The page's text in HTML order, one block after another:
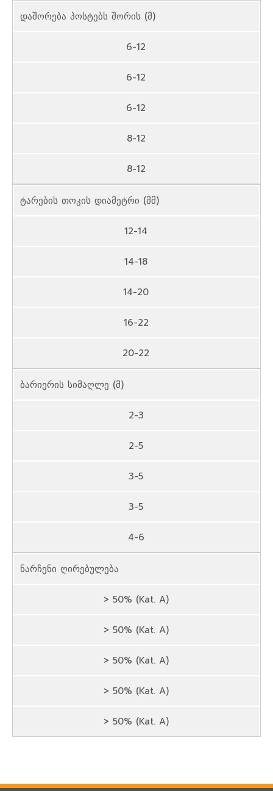
დაშორება პოსტებს შორის (მ)
6-12
6-12
6-12
8-12
8-12
ტარების თოკის დიამეტრი (მმ)
12-14
14-18
14-20
16-22
20-22
ბარიერის სიმაღლე (მ)
2-3
2-5
3-5
3-5
4-6
ნარჩენი ღირებულება
> 50% (Kat. A)
> 50% (Kat. A)
> 50% (Kat. A)
> 50% (Kat. A)
> 50% (Kat. A)